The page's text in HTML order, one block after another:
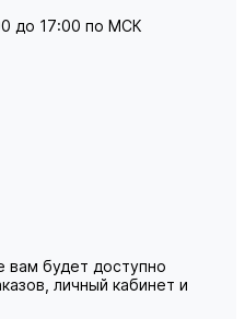
до 17:00 по МСК
вам будет доступно
личный кабинет и